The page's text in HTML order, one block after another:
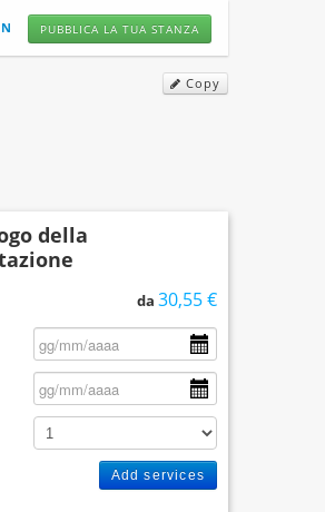
PUBBLICA LA TUA STANZA
Copy
della
da 30,55 €
Add services